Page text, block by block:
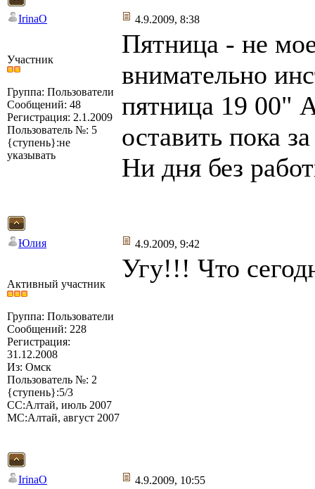
IrinaO 4.9.2009, 8:38
Участник
Группа: Пользователи
Сообщений: 48
Регистрация: 2.1.2009
Пользователь №: 5
{ступень}:не
указывать
Пятница - не
внимательно
пятница 19 00"
оставить пока
Ни дня без
Юлия 4.9.2009, 9:42
Активный участник
Группа: Пользователи
Сообщений: 228
Регистрация:
31.12.2008
Из: Омск
Пользователь №: 2
{ступень}:5/3
СС:Алтай, июль 2007
МС:Алтай, август 2007
Угу!!! Что
IrinaO 4.9.2009, 10:55